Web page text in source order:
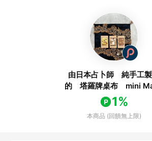
由日本占卜師 純手工
的 塔羅牌桌布 mini Made
in JAPAN
1%
本商品 (回饋無上限)